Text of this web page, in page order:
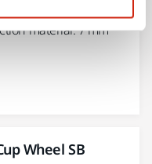
material. 7 mm
Wheel SB